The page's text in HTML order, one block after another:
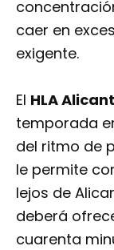
caer en
exigente.
El HLA
temporada
del ritmo de
le permite
lejos de
deberá
cuarenta